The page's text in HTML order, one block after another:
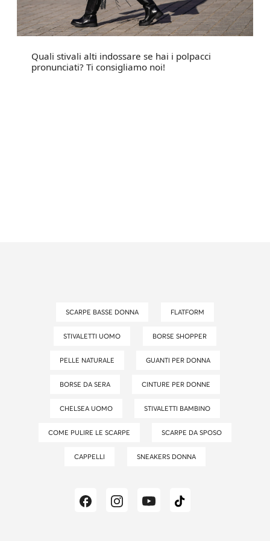
Quali stivali alti indossare se hai i polpacci
pronunciati? Ti consigliamo noi!
SCARPE BASSE DONNA FLATFORM
STIVALETTI UOMO BORSE SHOPPER
PELLE NATURALE GUANTI PER DONNA
BORSE DA SERA CINTURE PER DONNE
CHELSEA UOMO STIVALETTI BAMBINO
COME PULIRE LE SCARPE SCARPE DA SPOSO
CAPPELLI SNEAKERS DONNA